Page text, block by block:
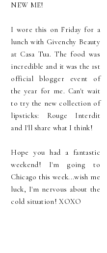
NEW ME!
I wore this on Friday for a
lunch with Givenchy Beauty
at Casa Tua. The food was
incredible and it was the 1st
official blogger event of
the year for me. Can't wait
to try the new collection of
lipsticks: Rouge Interdit
and I'll share what I think!
Hope you had a fantastic
weekend! I'm going to
Chicago this week...wish me
luck, I'm nervous about the
cold situation! XOXO